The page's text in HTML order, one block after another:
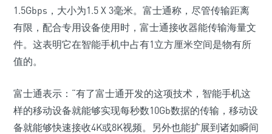
1.5Gbps，大小为1.5 X 3毫米。富士通称，尽管传输距离
有限，配合专用设备使用时，富士通接收器能传输海量文
件。这表明它在智能手机中占有1立方厘米空间是物有所
值的。
富士通表示：“有了富士通开发的这项技术，智能手机这
样的移动设备就能够实现每秒数10Gb数据的传输，移动设
备就能够快速接收4K或8K视频。另外也能扩展到诸如瞬间